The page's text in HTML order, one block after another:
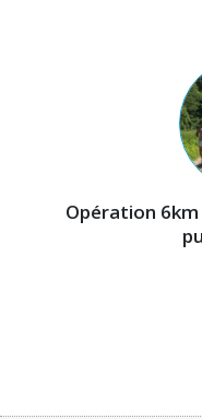
Opération